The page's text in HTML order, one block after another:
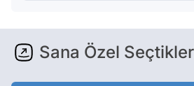
Sana Özel